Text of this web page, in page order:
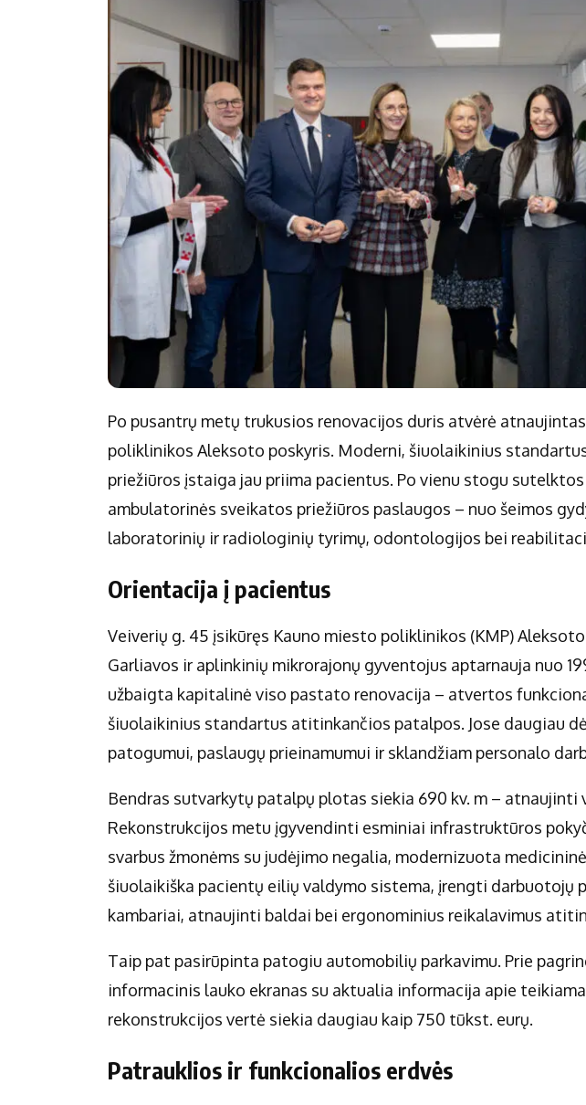
Dirbtinis intelektas
Gineso rekordai
Dienos naujienos
Ekonomikos naujienos
Po pusantrų metų trukusios renovacijos duris atvėrė atnaujintas
poliklinikos Aleksoto poskyris. Moderni, šiuolaikinius
priežiūros įstaiga jau priima pacientus. Po vienu stogu
ambulatorinės sveikatos priežiūros paslaugos – nuo šeimos
laboratorinių ir radiologinių tyrimų, odontologijos bei
Orientacija į pacientus
Veiverių g. 45 įsikūręs Kauno miesto poliklinikos (KMP)
Garliavos ir aplinkinių mikrorajonų gyventojus aptarnauja nuo
užbaigta kapitalinė viso pastato renovacija – atvertos
šiuolaikinius standartus atitinkančios patalpos. Jose daugiau
patogumui, paslaugų prieinamumui ir sklandžiam personalo
Bendras sutvarkytų patalpų plotas siekia 690 kv. m – atnaujinti
Rekonstrukcijos metu įgyvendinti esminiai infrastruktūros
svarbus žmonėms su judėjimo negalia, modernizuota
šiuolaikiška pacientų eilių valdymo sistema, įrengti darbuotojų
kambariai, atnaujinti baldai bei ergonominius reikalavimus
Taip pat pasirūpinta patogiu automobilių parkavimu. Prie
informacinis lauko ekranas su aktualia informacija apie
rekonstrukcijos vertė siekia daugiau kaip 750 tūkst. eurų.
Patrauklios ir funkcionalios erdvės